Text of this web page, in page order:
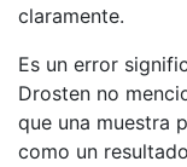
claramente.
Es un error
Drosten no
que una muestra
como un